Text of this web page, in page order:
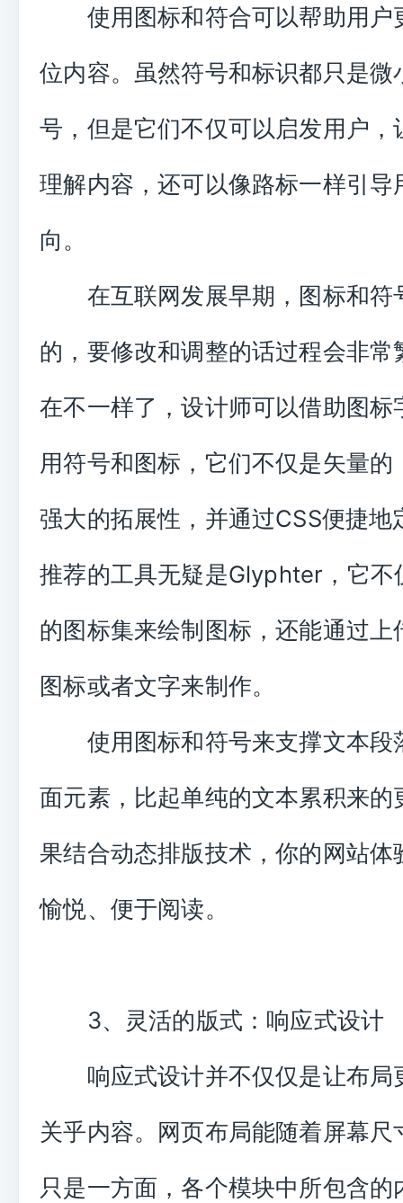
使用图标和符合可以帮助用户
位内容。虽然符号和标识都只是微
号，但是它们不仅可以启发用户，
理解内容，还可以像路标一样引导
向。
在互联网发展早期，图标和符
的，要修改和调整的话过程会非常
在不一样了，设计师可以借助图标
用符号和图标，它们不仅是矢量的
强大的拓展性，并通过CSS便捷地
推荐的工具无疑是Glyphter，它不
的图标集来绘制图标，还能通过上
图标或者文字来制作。
使用图标和符号来支撑文本段
面元素，比起单纯的文本累积来的
果结合动态排版技术，你的网站体
愉悦、便于阅读。
3、灵活的版式：响应式设计
响应式设计并不仅仅是让布局
关乎内容。网页布局能随着屏幕尺
只是一方面，各个模块中所包含的